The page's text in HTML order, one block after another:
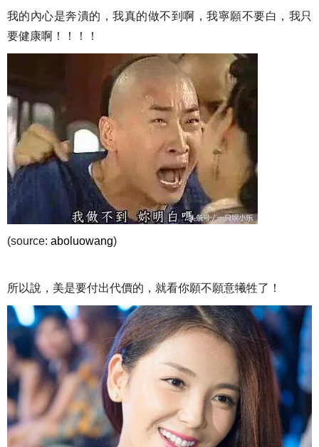
我的內心是奔潰的，我真的做不到啊，我寧願不要白，我只
要健康啊！！！！
(source: aboluowang)
所以說，美是要付出代價的，就看你願不願意犧牲了！